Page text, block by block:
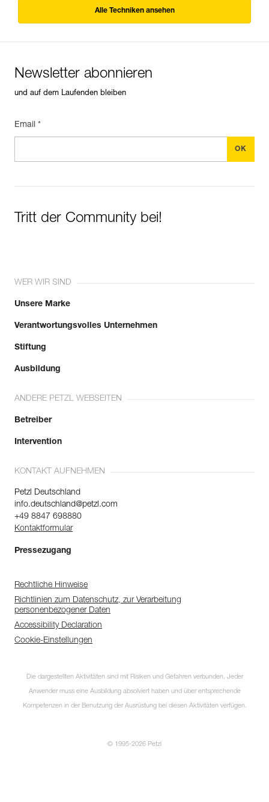
Alle Techniken ansehen
Newsletter abonnieren
und auf dem Laufenden bleiben
Email *
Tritt der Community bei!
WER WIR SIND
Unsere Marke
Verantwortungsvolles Unternehmen
Stiftung
Ausbildung
ANDERE PETZL WEBSEITEN
Betreiber
Intervention
KONTAKT AUFNEHMEN
Petzl Deutschland
info.deutschland@petzl.com
+49 8847 698880
Kontaktformular
Pressezugang
Rechtliche Hinweise
Richtlinien zum Datenschutz, zur Verarbeitung
personenbezogener Daten
Accessibility Declaration
Cookie-Einstellungen
Die dargestellten Aktivitäten sind mit Risiken und Gefahren verbunden. Jeder
Anwender muss eine Ausbildung absolviert haben und über entsprechende
Kompetenzen in der Benutzung der Ausrüstung bei diesen Aktivitäten verfügen.
© 1995-2026 Petzl